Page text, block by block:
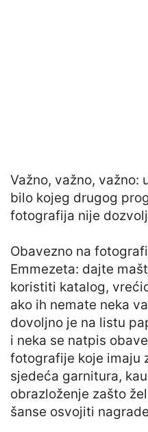
Važno, važno, važno:
bilo kojeg drugog
fotografija nije
Obavezno na
Emmezeta: dajte
koristiti katalog,
ako ih nemate neka
dovoljno je na listu
i neka se natpis
fotografije koje imaju
sjedeća garnitura,
obrazloženje zašto
šanse osvojiti